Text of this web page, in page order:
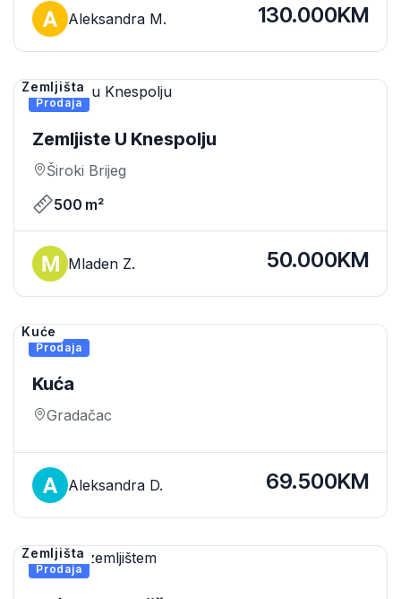
Aleksandra M. 130.000KM
Prodaja
Zemljišta
Zemljiste​ U Knespolju
Široki Brijeg
500 m²
Mladen Z. 50.000KM
Prodaja
Kuće
Kuća
Gradačac
Aleksandra D. 69.500KM
Prodaja
Zemljišta